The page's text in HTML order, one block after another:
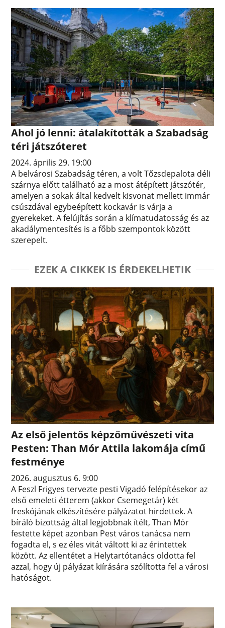
Ahol jó lenni: átalakították a Szabadság
téri játszóteret
2024. április 29. 19:00
A belvárosi Szabadság téren, a volt Tőzsdepalota déli
szárnya előtt található az a most átépített játszótér,
amelyen a sokak által kedvelt kisvonat mellett immár
csúszdával egybeépített kockavár is várja a
gyerekeket. A felújítás során a klímatudatosság és az
akadálymentesítés is a főbb szempontok között
szerepelt.
EZEK A CIKKEK IS ÉRDEKELHETIK
Az első jelentős képzőművészeti vita
Pesten: Than Mór Attila lakomája című
festménye
2026. augusztus 6. 9:00
A Feszl Frigyes tervezte pesti Vigadó felépítésekor az
első emeleti étterem (akkor Csemegetár) két
freskójának elkészítésére pályázatot hirdettek. A
bíráló bizottság által legjobbnak ítélt, Than Mór
festette képet azonban Pest város tanácsa nem
fogadta el, s ez éles vitát váltott ki az érintettek
között. Az ellentétet a Helytartótanács oldotta fel
azzal, hogy új pályázat kiírására szólította fel a városi
hatóságot.